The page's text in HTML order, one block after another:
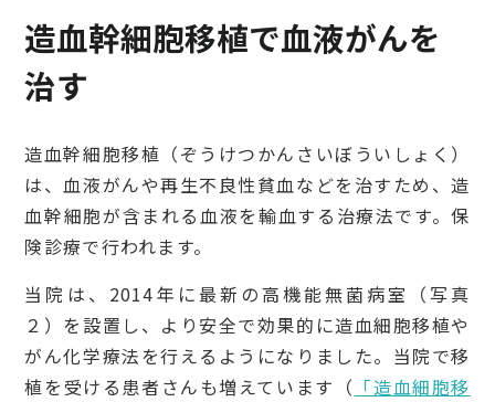
造血幹細胞移植で血液がんを
治す
造血幹細胞移植（ぞうけつかんさいぼういしょく）
は、血液がんや再生不良性貧血などを治すため、造
血幹細胞が含まれる血液を輸血する治療法です。保
険診療で行われます。
当院は、2014年に最新の高機能無菌病室（写真
２）を設置し、より安全で効果的に造血細胞移植や
がん化学療法を行えるようになりました。当院で移
植を受ける患者さんも増えています（ 「造血細胞移